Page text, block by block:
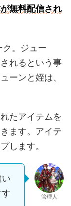
無料配信され
。ジュー
れるという事
ーンと姪は、
たアイテムを
ます。アイテ
します。
管理人